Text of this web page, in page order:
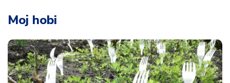
Moj hobi